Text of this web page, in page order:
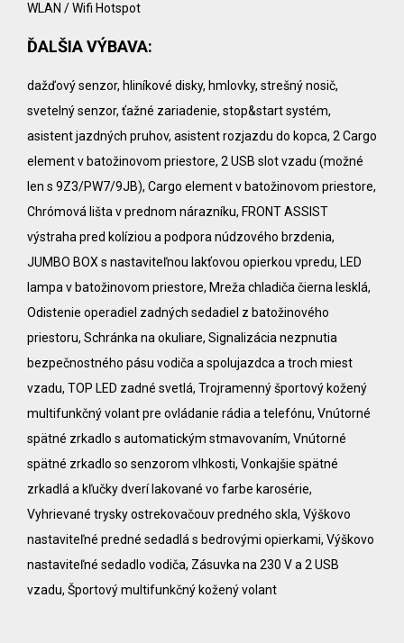
WLAN / Wifi Hotspot
ĎALŠIA VÝBAVA:
dažďový senzor, hliníkové disky, hmlovky, strešný nosič,
svetelný senzor, ťažné zariadenie, stop&start systém,
asistent jazdných pruhov, asistent rozjazdu do kopca, 2 Cargo
element v batožinovom priestore, 2 USB slot vzadu (možné
len s 9Z3/PW7/9JB), Cargo element v batožinovom priestore,
Chrómová lišta v prednom nárazníku, FRONT ASSIST
výstraha pred kolíziou a podpora núdzového brzdenia,
JUMBO BOX s nastaviteľnou lakťovou opierkou vpredu, LED
lampa v batožinovom priestore, Mreža chladiča čierna lesklá,
Odistenie operadiel zadných sedadiel z batožinového
priestoru, Schránka na okuliare, Signalizácia nezpnutia
bezpečnostného pásu vodiča a spolujazdca a troch miest
vzadu, TOP LED zadné svetlá, Trojramenný športový kožený
multifunkčný volant pre ovládanie rádia a telefónu, Vnútorné
spätné zrkadlo s automatickým stmavovaním, Vnútorné
spätné zrkadlo so senzorom vlhkosti, Vonkajšie spätné
zrkadlá a kľučky dverí lakované vo farbe karosérie,
Vyhrievané trysky ostrekovačouv predného skla, Výškovo
nastaviteľné predné sedadlá s bedrovými opierkami, Výškovo
nastaviteľné sedadlo vodiča, Zásuvka na 230 V a 2 USB
vzadu, Športový multifunkčný kožený volant